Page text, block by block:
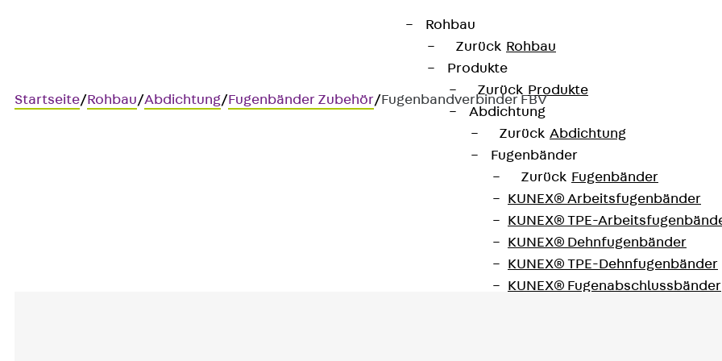
Rohbau
Zurück Rohbau
Produkte
Zurück Produkte
Abdichtung
Zurück Abdichtung
Fugenbänder
Zurück Fugenbänder
KUNEX® Arbeitsfugenbänder
KUNEX® TPE-
KUNEX® Dehnfugenbänder
KUNEX® TPE-Dehnfugenbänder
KUNEX® Fugenabschlussbänder
Startseite/Rohbau/Abdichtung/Fugenbänder Zubehör/Fugenbandverbinder FBV
Zur Verbindung von Arbeitsfugenbändern